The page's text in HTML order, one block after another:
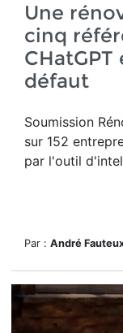
Une
cinq
CHatGPT
défaut
Soumission
sur 152
par l'outil
Par : André